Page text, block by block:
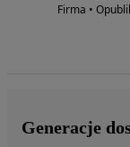
Firma •
Generacje